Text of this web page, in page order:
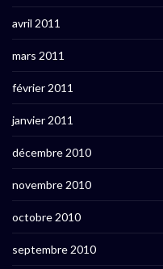
avril 2011
mars 2011
février 2011
janvier 2011
décembre 2010
novembre 2010
octobre 2010
septembre 2010